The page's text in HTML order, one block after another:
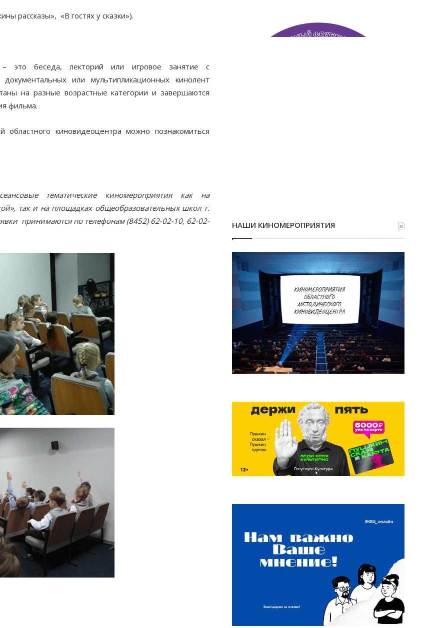
рассказы», «В гостях у сказки»).
– это беседа, лекторий или игровое занятие с
или мультипликационных кинолент
на разные возрастные категории и завершаются
фильма.
киновидеоцентра можно познакомиться
тематические киномероприятия как на
так и на площадках общеобразовательных школ г.
принимаются по телефонам (8452) 62-02-10, 62-02-
НАШИ КИНОМЕРОПРИЯТИЯ